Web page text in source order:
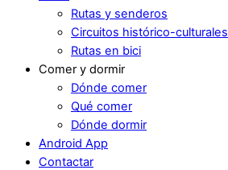
Rutas y senderos
Circuitos histórico-culturales
Rutas en bici
Comer y dormir
Dónde comer
Qué comer
Dónde dormir
Android App
Contactar